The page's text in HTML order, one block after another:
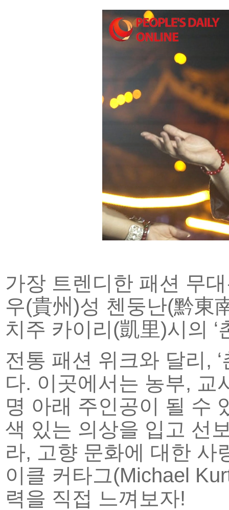
가장 트렌디한 패션 무
우(貴州)성 첸둥난(黔東
치주 카이리(凱里)시의
전통 패션 위크와 달리,
다. 이곳에서는 농부, 교
명 아래 주인공이 될 수
색 있는 의상을 입고 선
라, 고향 문화에 대한 사
이클 커타그(Michael
력을 직접 느껴보자!